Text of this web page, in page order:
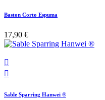
Baston Corto Espuma
17,90 €


Sable Sparring Hanwei ®